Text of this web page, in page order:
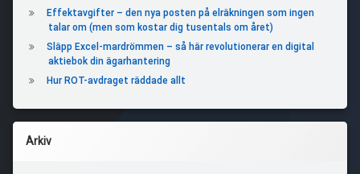
Effektavgifter – den nya posten på elräkningen som ingen
talar om (men som kostar dig tusentals om året)
Släpp Excel-mardrömmen – så här revolutionerar en digital
aktiebok din ägarhantering
Hur ROT-avdraget räddade allt
Arkiv